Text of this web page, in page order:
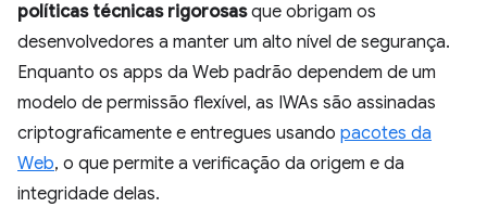
políticas técnicas rigorosasque obrigam os
desenvolvedores a manter um alto nível de segurança.
Enquanto os apps da Web padrão dependem de um
modelo de permissão flexível, as IWAs são assinadas
criptograficamente e entregues usando pacotes da
Web, o que permite a verificação da origem e da
integridade delas.